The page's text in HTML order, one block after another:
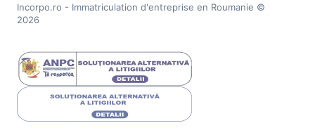
Incorpo.ro - Immatriculation d'entreprise en Roumanie ©
2026